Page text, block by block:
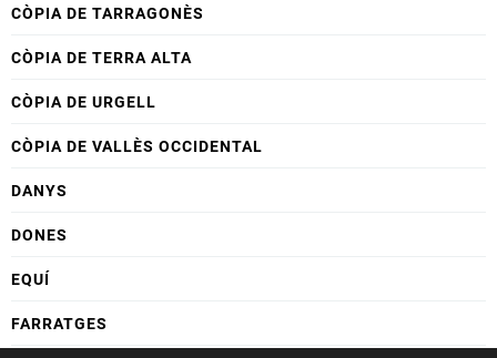
CÒPIA DE TARRAGONÈS
CÒPIA DE TERRA ALTA
CÒPIA DE URGELL
CÒPIA DE VALLÈS OCCIDENTAL
DANYS
DONES
EQUÍ
FARRATGES